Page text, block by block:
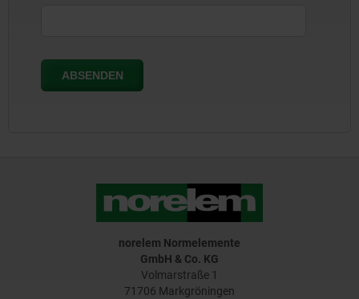
norelem Normelemente
GmbH & Co. KG
Volmarstraße 1
71706 Markgröningen